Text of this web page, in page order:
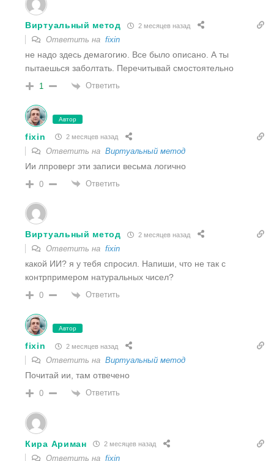
Виртуальный метод 2 месяцев назад
Ответить на fixin
не надо здесь демагогию. Все было описано. А ты
пытаешься заболтать. Перечитывай смостоятельно
1 Ответить
Автор
fixin 2 месяцев назад
Ответить на Виртуальный метод
Ии лпроверг эти записи весьма логично
0 Ответить
Виртуальный метод 2 месяцев назад
Ответить на fixin
какой ИИ? я у тебя спросил. Напиши, что не так с
контрпримером натуральных чисел?
0 Ответить
Автор
fixin 2 месяцев назад
Ответить на Виртуальный метод
Почитай ии, там отвечено
0 Ответить
Кира Ариман 2 месяцев назад
Ответить на fixin